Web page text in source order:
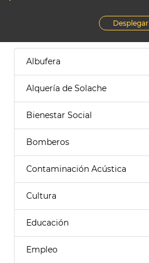
Desplegar
Albufera
Alquería de Solache
Bienestar Social
Bomberos
Contaminación Acústica
Cultura
Educación
Empleo